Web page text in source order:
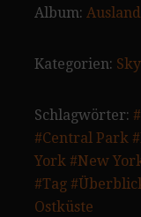
Album:
Kategorien:
Schlagwörter:
#Central Park
York #New
#Tag
Ostküste